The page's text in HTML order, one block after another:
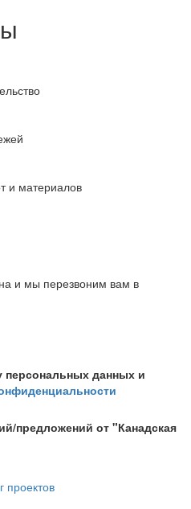
и материалов
и мы перезвоним вам в
персональных данных и
предложений от "Канадская
проектов